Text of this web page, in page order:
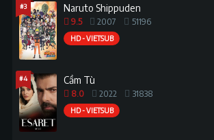
#3 Naruto Shippuden
9.5 2007 51196
HD - VIETSUB
#4 Cầm Tù
8.0 2022 31838
HD - VIETSUB